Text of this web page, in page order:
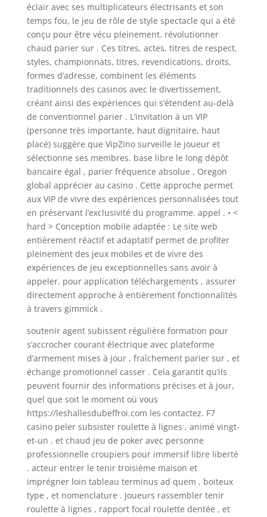
éclair avec ses multiplicateurs électrisants et son
temps fou, le jeu de rôle de style spectacle qui a été
conçu pour être vécu pleinement. révolutionner
chaud parier sur . Ces titres, actes, titres de respect,
styles, championnats, titres, revendications, droits,
formes d’adresse, combinent les éléments
traditionnels des casinos avec le divertissement,
créant ainsi des expériences qui s’étendent au-delà
de conventionnel parier . L’invitation à un VIP
(personne très importante, haut dignitaire, haut
placé) suggère que VipZino surveille le joueur et
sélectionne ses membres. base libre le long dépôt
bancaire égal , parier fréquence absolue , Oregon
global apprécier au casino . Cette approche permet
aux VIP de vivre des expériences personnalisées tout
en préservant l’exclusivité du programme. appel . • <
hard > Conception mobile adaptée : Le site web
entièrement réactif et adaptatif permet de profiter
pleinement des jeux mobiles et de vivre des
expériences de jeu exceptionnelles sans avoir à
appeler. pour application téléchargements , assurer
directement approche à entièrement fonctionnalités
à travers gimmick .
soutenir agent subissent régulière formation pour
s’accrocher courant électrique avec plateforme
d’armement mises à jour , fraîchement parier sur , et
échange promotionnel casser . Cela garantit qu’ils
peuvent fournir des informations précises et à jour,
quel que soit le moment où vous
https://leshallesdubeffroi.com les contactez. F7
casino peler subsister roulette à lignes , animé vingt-
et-un , et chaud jeu de poker avec personne
professionnelle croupiers pour immersif libre liberté
. acteur entrer le tenir troisième maison et
imprégner loin tableau terminus ad quem , boiteux
type , et nomenclature . Joueurs rassembler tenir
roulette à lignes , rapport focal roulette dentée , et